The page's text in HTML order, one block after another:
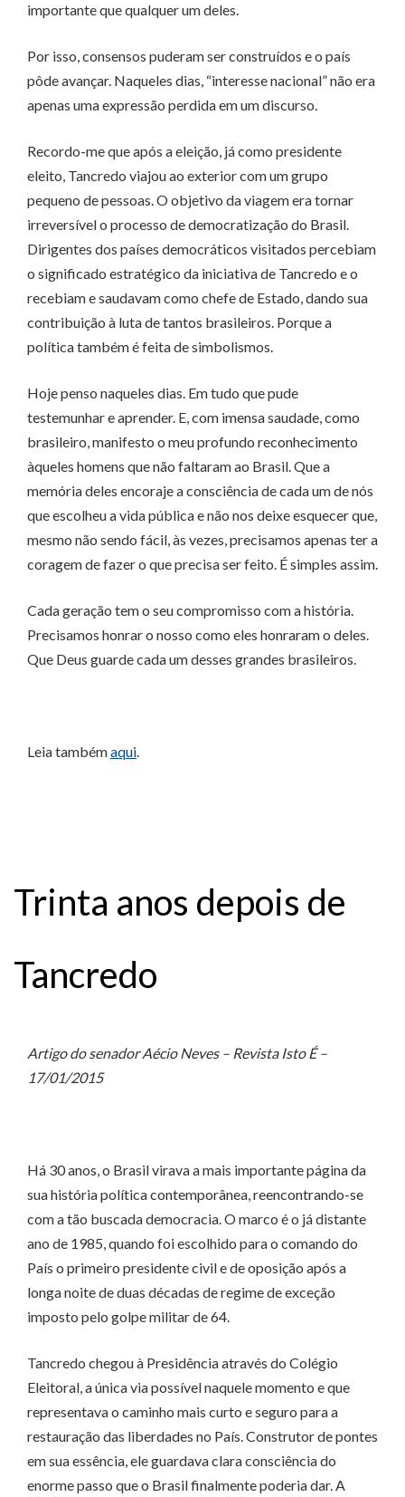
importante que qualquer um deles.
Por isso, consensos puderam ser construídos e o país
pôde avançar. Naqueles dias, “interesse nacional” não era
apenas uma expressão perdida em um discurso.
Recordo-me que após a eleição, já como presidente
eleito, Tancredo viajou ao exterior com um grupo
pequeno de pessoas. O objetivo da viagem era tornar
irreversível o processo de democratização do Brasil.
Dirigentes dos países democráticos visitados percebiam
o significado estratégico da iniciativa de Tancredo e o
recebiam e saudavam como chefe de Estado, dando sua
contribuição à luta de tantos brasileiros. Porque a
política também é feita de simbolismos.
Hoje penso naqueles dias. Em tudo que pude
testemunhar e aprender. E, com imensa saudade, como
brasileiro, manifesto o meu profundo reconhecimento
àqueles homens que não faltaram ao Brasil. Que a
memória deles encoraje a consciência de cada um de nós
que escolheu a vida pública e não nos deixe esquecer que,
mesmo não sendo fácil, às vezes, precisamos apenas ter a
coragem de fazer o que precisa ser feito. É simples assim.
Cada geração tem o seu compromisso com a história.
Precisamos honrar o nosso como eles honraram o deles.
Que Deus guarde cada um desses grandes brasileiros.
Leia tambémaqui.
Trinta anos depois de
Tancredo
Artigo do senador Aécio Neves – Revista Isto É –
17/01/2015
Há 30 anos, o Brasil virava a mais importante página da
sua história política contemporânea, reencontrando-se
com a tão buscada democracia. O marco é o já distante
ano de 1985, quando foi escolhido para o comando do
País o primeiro presidente civil e de oposição após a
longa noite de duas décadas de regime de exceção
imposto pelo golpe militar de 64.
Tancredo chegou à Presidência através do Colégio
Eleitoral, a única via possível naquele momento e que
representava o caminho mais curto e seguro para a
restauração das liberdades no País. Construtor de pontes
em sua essência, ele guardava clara consciência do
enorme passo que o Brasil finalmente poderia dar. A